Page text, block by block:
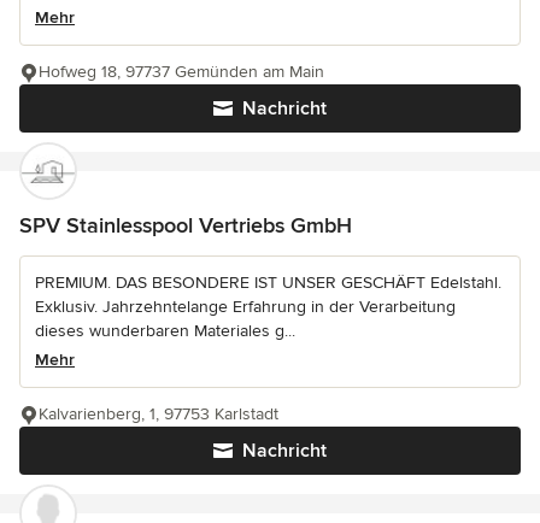
Mehr
Nachricht
Hofweg 18, 97737 Gemünden am Main
SPV Stainlesspool Vertriebs GmbH
PREMIUM. DAS BESONDERE IST UNSER GESCHÄFT Edelstahl.
Exklusiv. Jahrzehntelange Erfahrung in der Verarbeitung
dieses wunderbaren Materiales g...
Mehr
Nachricht
Kalvarienberg, 1, 97753 Karlstadt